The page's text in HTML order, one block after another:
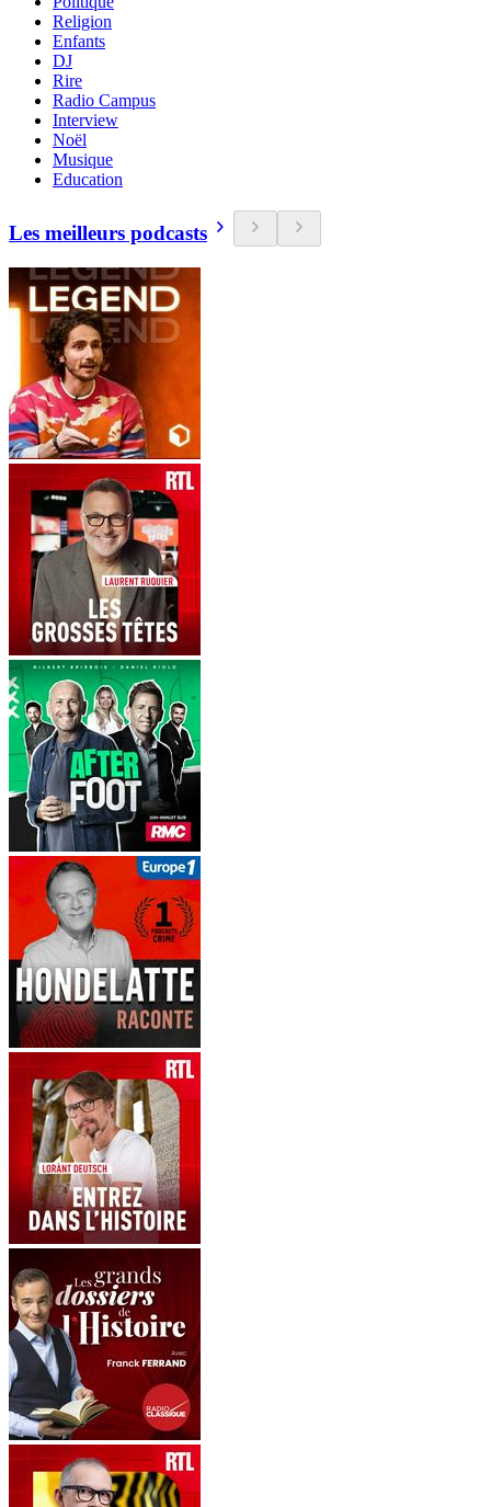
Religion
Enfants
DJ
Rire
Radio Campus
Interview
Noël
Musique
Education
Les meilleurs podcasts